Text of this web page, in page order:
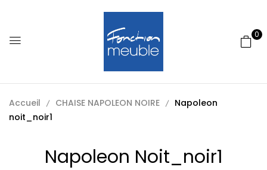
0
Accueil CHAISE NAPOLEON NOIRE
Napoleon
noit_noir1
Napoleon Noit_noir1